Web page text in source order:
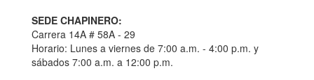
SEDE CHAPINERO:
Carrera 14A # 58A - 29
Horario: Lunes a viernes de 7:00 a.m. - 4:00 p.m. y
sábados 7:00 a.m. a 12:00 p.m.